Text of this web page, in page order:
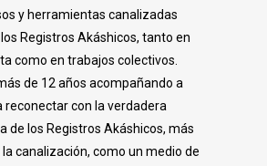
y herramientas canalizadas
Registros Akáshicos, tanto en
como en trabajos colectivos.
de 12 años acompañando a
reconectar con la verdadera
de los Registros Akáshicos, más
la canalización, como un medio de